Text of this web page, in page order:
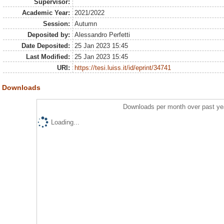
Supervisor:
Academic Year:
2021/2022
Session:
Autumn
Deposited by:
Alessandro Perfetti
Date Deposited:
25 Jan 2023 15:45
Last Modified:
25 Jan 2023 15:45
URI:
https://tesi.luiss.it/id/eprint/34741
Downloads
Downloads per month over past
Loading...